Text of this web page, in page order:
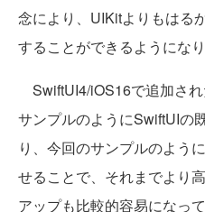
念により、UIKitよりもはる
することができるようになり
SwiftUI4/iOS16で追加さ
サンプルのようにSwiftUIの
り、今回のサンプルのよう
せることで、それまでより
アップも比較的容易になっ